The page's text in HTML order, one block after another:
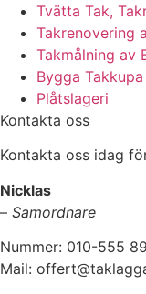
Tvätta Tak,
Takrenovering
Takmålning av
Bygga
Plåtslageri
Kontakta oss
Kontakta oss idag
Nicklas
– Samordnare
Nummer: 010-555
Mail: